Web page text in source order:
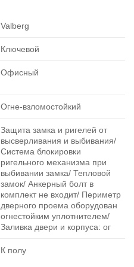
Valberg
Ключевой
Офисный
Огне-взломостойкий
Защита замка и ригелей от
высверливания и выбивания/
Система блокировки
ригельного механизма при
выбивании замка/ Тепловой
замок/ Анкерный болт в
комплект не входит/ Периметр
дверного проема оборудован
огнестойким уплотнителем/
Заливка двери и корпуса: ог
К полу